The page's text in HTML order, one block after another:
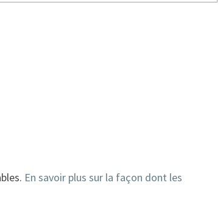
En savoir plus sur la façon dont les